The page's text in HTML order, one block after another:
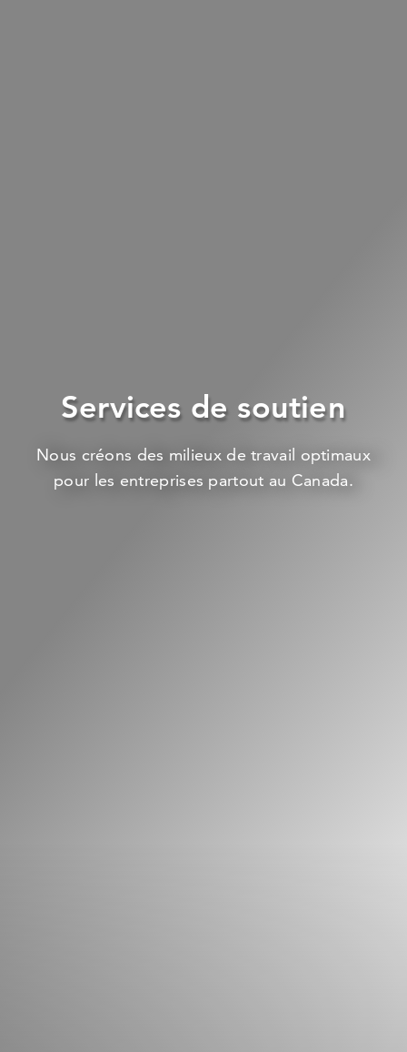
Services de soutien
Nous créons des milieux de travail optimaux
pour les entreprises partout au Canada.